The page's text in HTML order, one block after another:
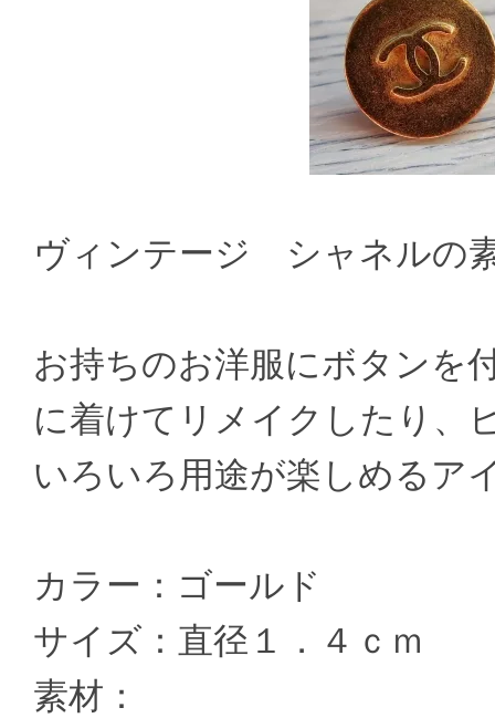
ヴィンテージ シャネルの
お持ちのお洋服にボタンを
に着けてリメイクしたり、
いろいろ用途が楽しめるア
カラー：ゴールド
サイズ：直径１．４ｃｍ
素材：